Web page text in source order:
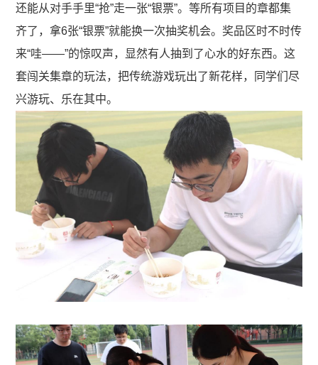
还能从对手手里“抢”走一张“银票”。等所有项目的章都集
齐了，拿6张“银票”就能换一次抽奖机会。奖品区时不时传
来“哇——”的惊叹声，显然有人抽到了心水的好东西。这
套闯关集章的玩法，把传统游戏玩出了新花样，同学们尽
兴游玩、乐在其中。